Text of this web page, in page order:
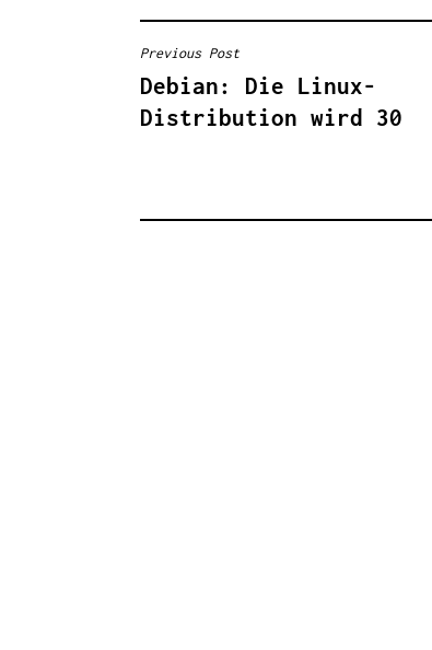
B
E
R
Previous Post
Debian: Die Linux-
Distribution wird 30